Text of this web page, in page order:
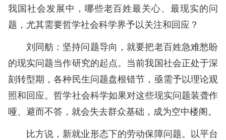
我国社会发展中，哪些老百姓最关心、最现实的问
题，尤其需要哲学社会科学界予以关注和回应？
刘同舫：坚持问题导向，就要把老百姓急难愁盼
的现实问题当作研究的起点。当前我国社会正处于深
刻转型期，各种民生问题盘根错节，亟需予以理论观
照和回应。哲学社会科学如果对这些现实问题装聋作
哑、避而不答，就会失去群众基础，成为空中楼阁。
比方说，新就业形态下的劳动保障问题。以平台